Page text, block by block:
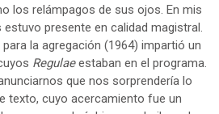
los relámpagos de sus ojos. En mis
presente en calidad magistral.
la agregación (1964) impartió un
Regulaeestaban en el programa.
que nos sorprendería lo
texto, cuyo acercamiento fue un